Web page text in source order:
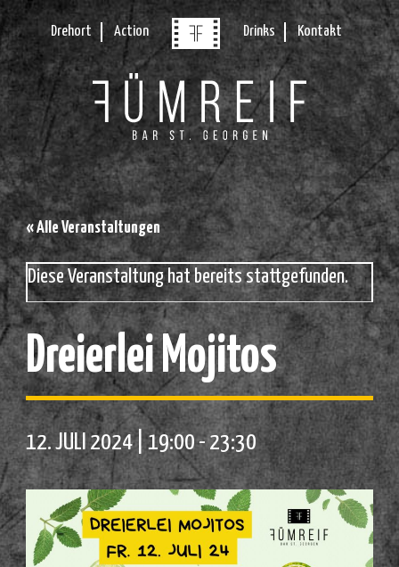
Drehort Action Drinks Kontakt
« Alle Veranstaltungen
Diese Veranstaltung hat bereits stattgefunden.
Dreierlei Mojitos
12. JULI 2024 | 19:00-23:30